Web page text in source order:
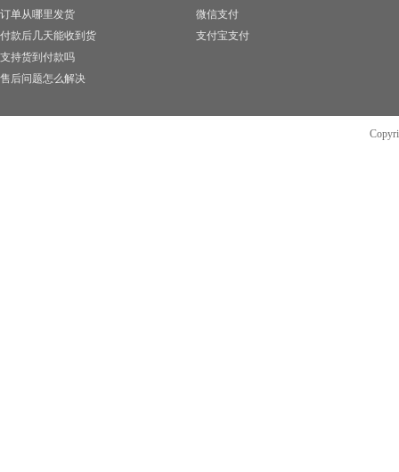
订单从哪里发货
付款后几天能收到货
支持货到付款吗
售后问题怎么解决
微信支付
支付宝支付